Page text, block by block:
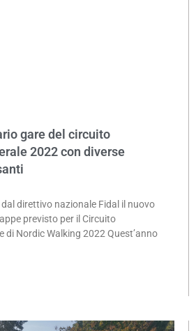
gare del circuito
2022 con diverse
direttivo nazionale Fidal il nuovo
previsto per il Circuito
di Nordic Walking 2022 Quest’anno